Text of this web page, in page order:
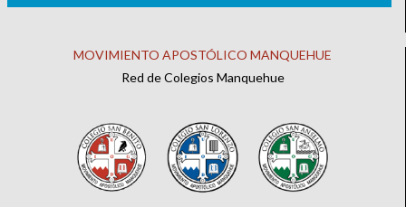
MOVIMIENTO APOSTÓLICO MANQUEHUE
Red de Colegios Manquehue